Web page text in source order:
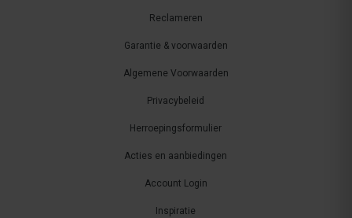
Reclameren
Garantie & voorwaarden
Algemene Voorwaarden
Privacybeleid
Herroepingsformulier
Acties en aanbiedingen
Account Login
Inspiratie